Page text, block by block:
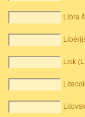
Libra
Lisk